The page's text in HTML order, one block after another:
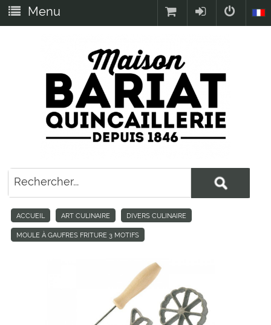
Menu
ACCUEIL ART CULINAIRE DIVERS CULINAIRE
MOULE À GAUFRES FRITURE 3 MOTIFS